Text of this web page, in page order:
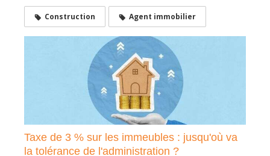
Construction Agent immobilier
Taxe de 3 % sur les immeubles : jusqu'où va
la tolérance de l'administration ?